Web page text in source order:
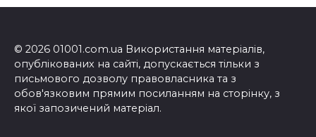
© 2026 01001.com.ua Використання матеріалів,
опублікованих на сайті, допускається тільки з
письмового дозволу правовласника та з
обов'язковим прямим посиланням на сторінку, з
якої запозичений матеріал.